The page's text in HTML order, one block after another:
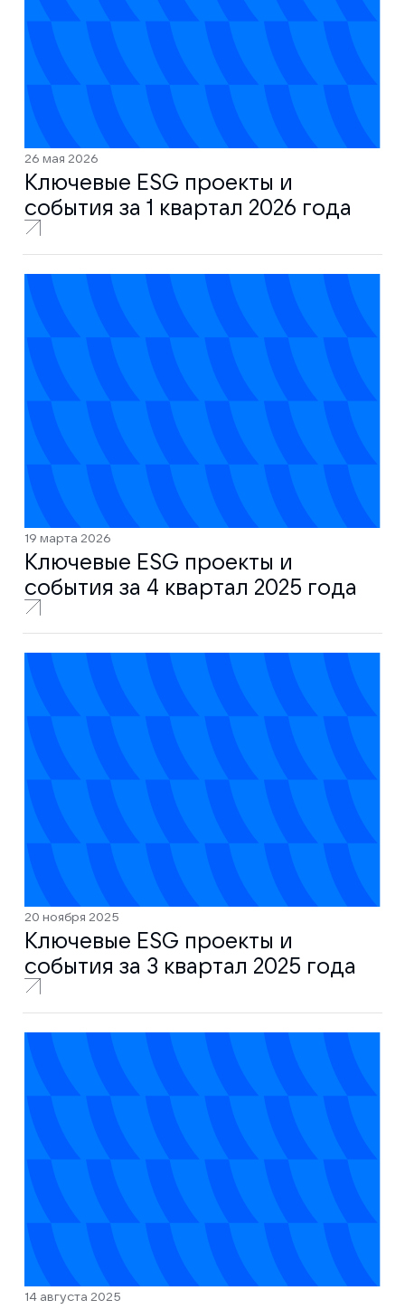
26 мая 2026
Ключевые ESG проекты и
события за 1 квартал 2026 года
19 марта 2026
Ключевые ESG проекты и
события за 4 квартал 2025 года
20 ноября 2025
Ключевые ESG проекты и
события за 3 квартал 2025 года
14 августа 2025